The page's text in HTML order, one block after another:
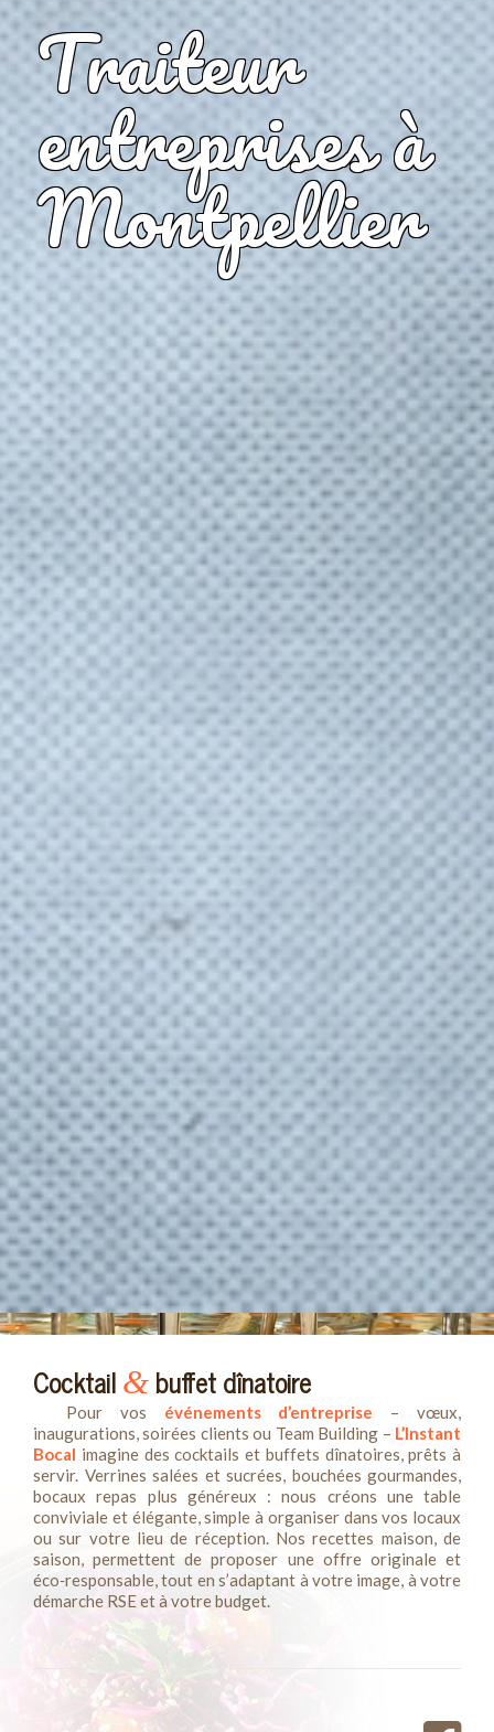
Traiteur
entreprises à
Montpellier
Cocktail &buffet dînatoire
Pour vos événements d’entreprise – vœux,
inaugurations, soirées clients ou Team Building – L’Instant
Bocal imagine des cocktails et buffets dînatoires, prêts à
servir. Verrines salées et sucrées, bouchées gourmandes,
bocaux repas plus généreux : nous créons une table
conviviale et élégante, simple à organiser dans vos locaux
ou sur votre lieu de réception. Nos recettes maison, de
saison, permettent de proposer une offre originale et
éco‑responsable, tout en s’adaptant à votre image, à votre
démarche RSE et à votre budget.